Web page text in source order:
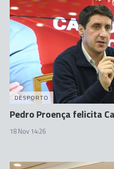
DESPORTO
Pedro Proença felicita
18 Nov 14:26